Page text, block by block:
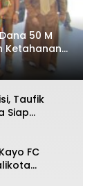
50 M
Ketahanan
Taufik
Siap
Porprov
FC